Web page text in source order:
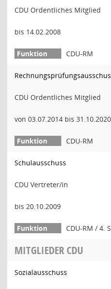
CDU Ordentliches Mitglied
bis 14.02.2008
CDU-RM
CDU Ordentliches Mitglied
von 03.07.2014 bis 31.10.2020
CDU-RM
Schulausschuss
CDU Vertreter/in
bis 20.10.2009
CDU-RM / 4.
MITGLIEDER CDU
Sozialausschuss